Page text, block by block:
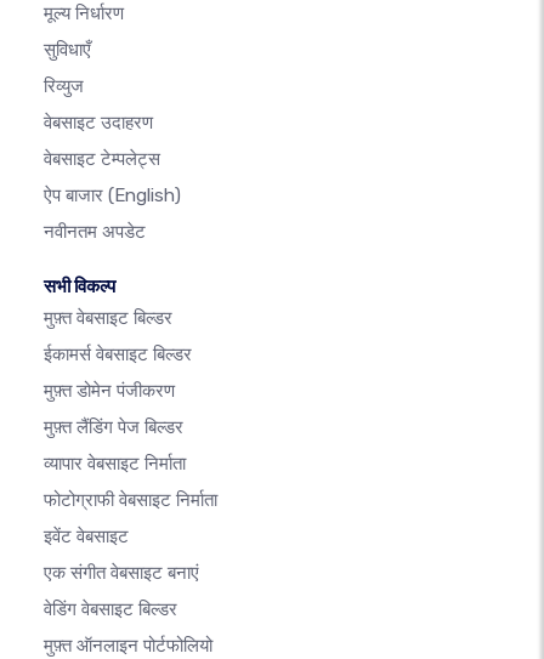
मूल्य निर्धारण
सुविधाएँ
रिव्युज
वेबसाइट उदाहरण
वेबसाइट टेम्पलेट्स
ऐप बाजार (English)
नवीनतम अपडेट
सभी विकल्प
मुफ़्त वेबसाइट बिल्डर
ईकामर्स वेबसाइट बिल्डर
मुफ़्त डोमेन पंजीकरण
मुफ़्त लैंडिंग पेज बिल्डर
व्यापार वेबसाइट निर्माता
फोटोग्राफी वेबसाइट निर्माता
इवेंट वेबसाइट
एक संगीत वेबसाइट बनाएं
वेडिंग वेबसाइट बिल्डर
मुफ़्त ऑनलाइन पोर्टफोलियो